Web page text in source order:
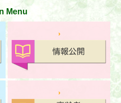
お問い合わせ
サイトマップ